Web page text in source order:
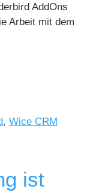
AddOns
Arbeit mit dem
,Wice CRM
ist